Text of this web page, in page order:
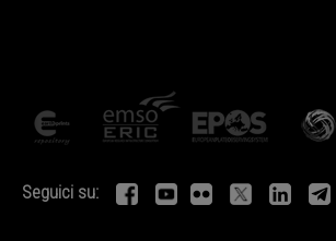
Seguici su: